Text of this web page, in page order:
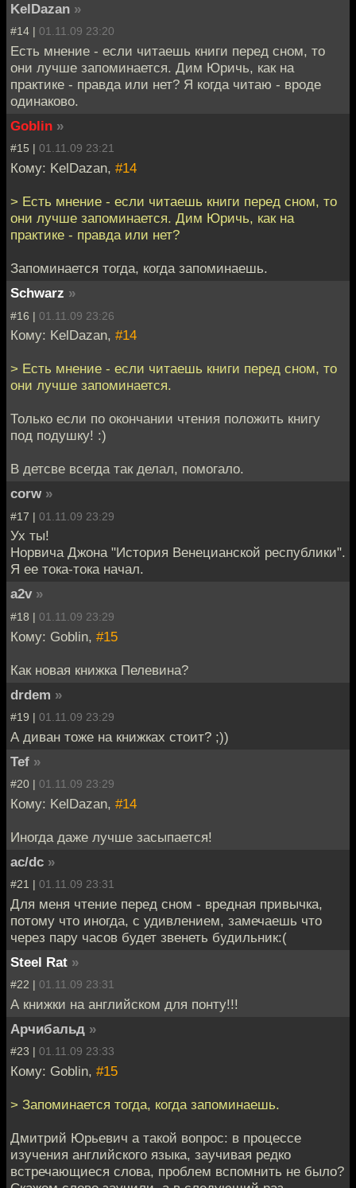
KelDazan »
#14 | 01.11.09 23:20
Есть мнение - если читаешь книги перед сном, то
они лучше запоминается. Дим Юричь, как на
практике - правда или нет? Я когда читаю - вроде
одинаково.
Goblin »
#15 | 01.11.09 23:21
Кому: KelDazan, #14
> Есть мнение - если читаешь книги перед сном, то
они лучше запоминается. Дим Юричь, как на
практике - правда или нет?
Запоминается тогда, когда запоминаешь.
Schwarz »
#16 | 01.11.09 23:26
Кому: KelDazan, #14
> Есть мнение - если читаешь книги перед сном, то
они лучше запоминается.
Только если по окончании чтения положить книгу
под подушку! :)
В детсве всегда так делал, помогало.
corw »
#17 | 01.11.09 23:29
Ух ты!
Норвича Джона "История Венецианской республики".
Я ее тока-тока начал.
a2v »
#18 | 01.11.09 23:29
Кому: Goblin, #15
Как новая книжка Пелевина?
drdem »
#19 | 01.11.09 23:29
А диван тоже на книжках стоит? ;))
Tef »
#20 | 01.11.09 23:29
Кому: KelDazan, #14
Иногда даже лучше засыпается!
ac/dc »
#21 | 01.11.09 23:31
Для меня чтение перед сном - вредная привычка,
потому что иногда, с удивлением, замечаешь что
через пару часов будет звенеть будильник:(
Steel Rat »
#22 | 01.11.09 23:31
А книжки на английском для понту!!!
Арчибальд »
#23 | 01.11.09 23:33
Кому: Goblin, #15
> Запоминается тогда, когда запоминаешь.
Дмитрий Юрьевич а такой вопрос: в процессе
изучения английского языка, заучивая редко
встречающиеся слова, проблем вспомнить не было?